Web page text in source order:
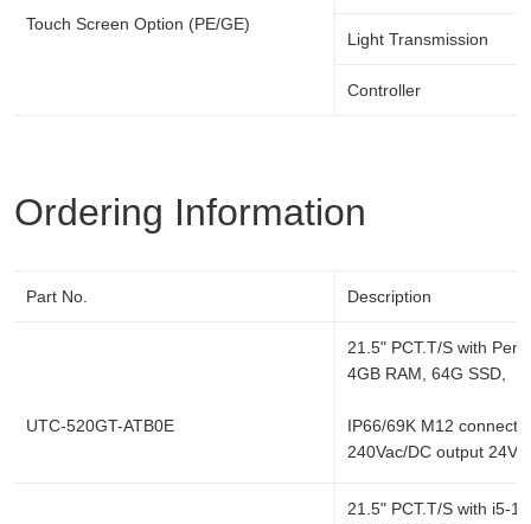
Touch Screen Option (PE/GE)
Light Transmission
Controller
Ordering Information
Part No. Description
UTC-520GT-ATB0E
21.5" PCT.T/S with
4GB RAM, 64G SSD,
IP66/69K M12
240Vac/DC output 24V,
21.5" PCT.T/S with i5-